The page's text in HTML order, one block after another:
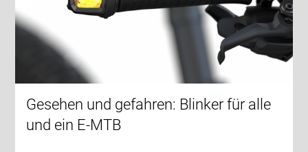
Gesehen und gefahren: Blinker für alle
und ein E-MTB